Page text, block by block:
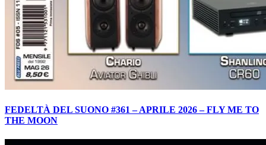
FEDELTÀ DEL SUONO #361 – APRILE 2026 – FLY ME TO
THE MOON